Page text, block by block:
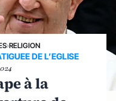
›RELIGION
DE L’EGLISE
à la